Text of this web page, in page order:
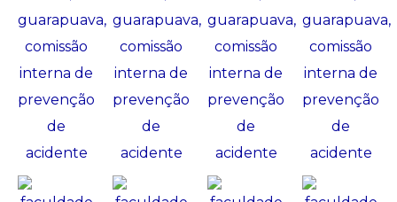
Medicina Veterinária
Nutrição
Odontologia
Psicologia
Núcleo de Apoio Psicopedagógico
Ouvidoria
Plano de Ensino
Segunda Chamada
Portal do Egresso
Portal do RH
Programa de Monitoria
Publicações Científicas